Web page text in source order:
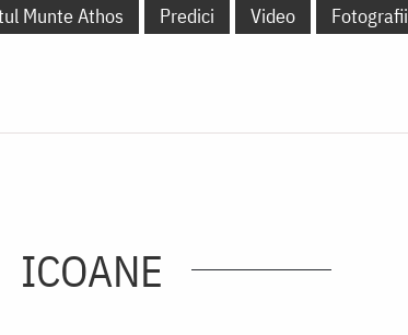
Munte Athos
Predici Video Fotografii
ICOANE